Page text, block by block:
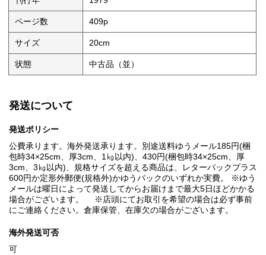
ページ数 409p
サイズ 20cm
状態 中古品（並）
発送について
発送ポリシー
公費承ります。海外発送承ります。別途送料ゆうメール185円(梱
包時34×25cm、厚3cm、1㎏以内)、430円(梱包時34×25cm、厚
3cm、3㎏以内)、規格サイズを超える商品は、レターパックプラス
600円か定形外郵便(規格外)かゆうパックのいずれか実費。 ※ゆう
メールは曜日によって発送してからお届けまで最大5日ほどかかる
場合がございます。 ※店頭にてお取引を希望の場合は必ず事前
にご連絡ください。倉庫保管、在庫欠の場合がございます。
海外発送可否
可